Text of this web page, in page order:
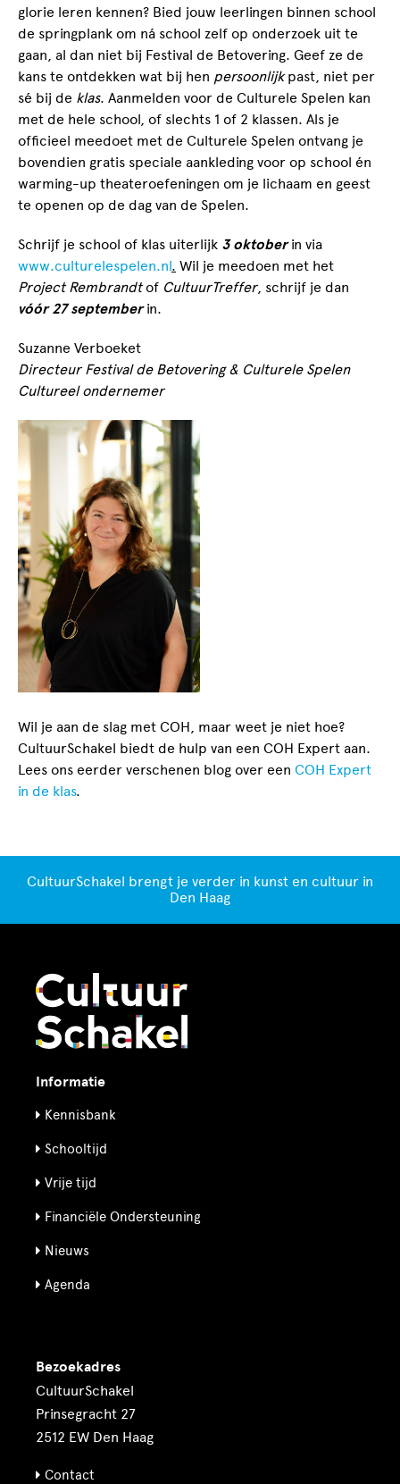
glorie leren kennen? Bied jouw leerlingen binnen school
de springplank om ná school zelf op onderzoek uit te
gaan, al dan niet bij Festival de Betovering. Geef ze de
kans te ontdekken wat bij hen persoonlijkpast, niet per
sé bij de klas. Aanmelden voor de Culturele Spelen kan
met de hele school, of slechts 1 of 2 klassen. Als je
officieel meedoet met de Culturele Spelen ontvang je
bovendien gratis speciale aankleding voor op school én
warming-up theateroefeningen om je lichaam en geest
te openen op de dag van de Spelen.
Schrijf je school of klas uiterlijk 3 oktoberin via
www.culturelespelen.nl. Wil je meedoen met het
Project Rembrandtof CultuurTreffer, schrijf je dan
vóór 27 septemberin.
Suzanne Verboeket
Directeur Festival de Betovering & Culturele Spelen
Cultureel ondernemer
Wil je aan de slag met COH, maar weet je niet hoe?
CultuurSchakel biedt de hulp van een COH Expert aan.
Lees ons eerder verschenen blog over een COH Expert
in de klas.
CultuurSchakel brengt je verder in kunst en cultuur in
Den Haag
Informatie
Kennisbank
Schooltijd
Vrije tijd
Financiële Ondersteuning
Nieuws
Agenda
Bezoekadres
CultuurSchakel
Prinsegracht 27
2512 EW Den Haag
Contact